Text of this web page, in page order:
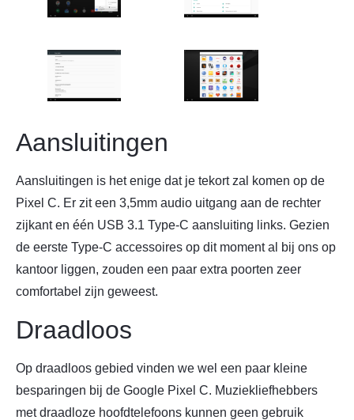
Aansluitingen
Aansluitingen is het enige dat je tekort zal komen op de
Pixel C. Er zit een 3,5mm audio uitgang aan de rechter
zijkant en één USB 3.1 Type-C aansluiting links. Gezien
de eerste Type-C accessoires op dit moment al bij ons op
kantoor liggen, zouden een paar extra poorten zeer
comfortabel zijn geweest.
Draadloos
Op draadloos gebied vinden we wel een paar kleine
besparingen bij de Google Pixel C. Muziekliefhebbers
met draadloze hoofdtelefoons kunnen geen gebruik